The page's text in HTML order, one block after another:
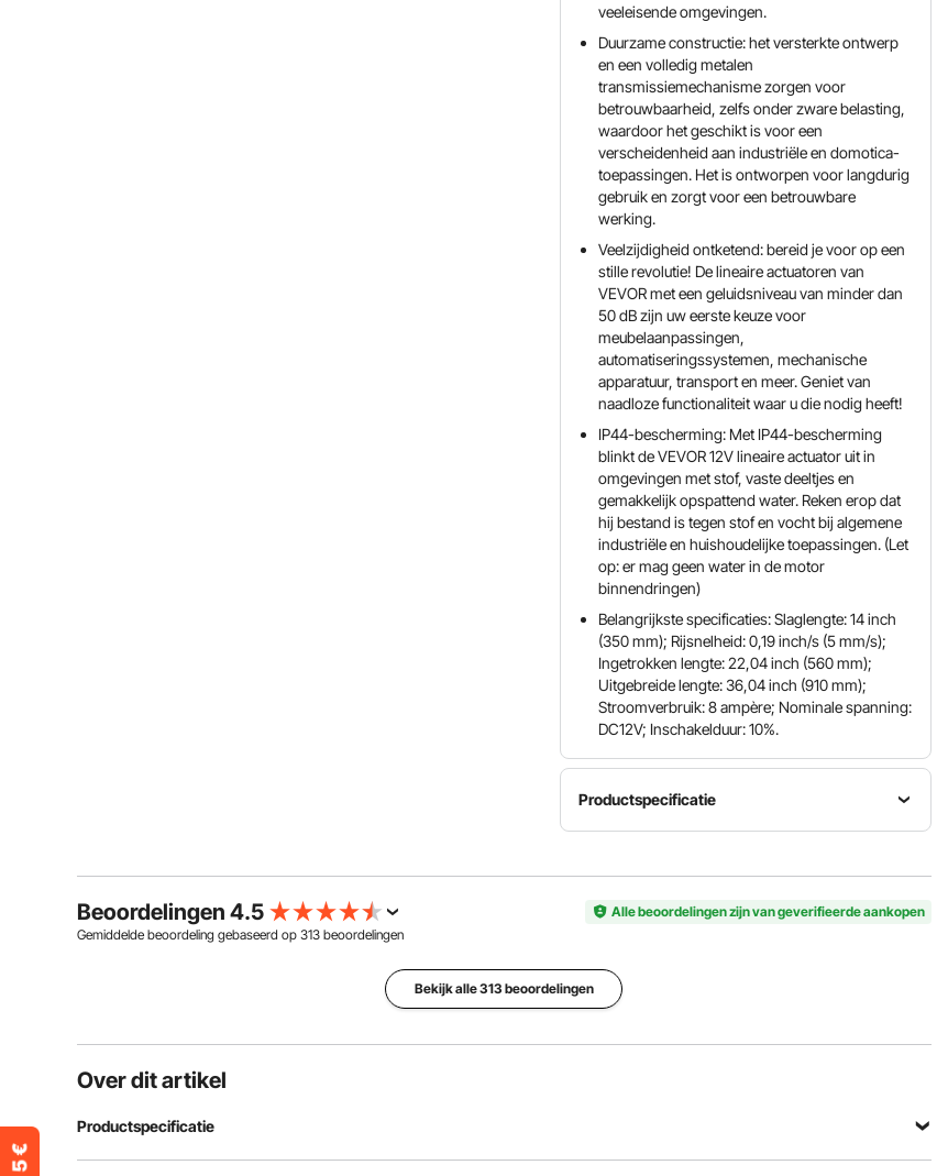
veeleisende omgevingen.
Duurzame constructie: het versterkte ontwerp
en een volledig metalen
transmissiemechanisme zorgen voor
betrouwbaarheid, zelfs onder zware belasting,
waardoor het geschikt is voor een
verscheidenheid aan industriële en domotica-
toepassingen. Het is ontworpen voor langdurig
gebruik en zorgt voor een betrouwbare
werking.
Veelzijdigheid ontketend: bereid je voor op een
stille revolutie! De lineaire actuatoren van
VEVOR met een geluidsniveau van minder dan
50 dB zijn uw eerste keuze voor
meubelaanpassingen,
automatiseringssystemen, mechanische
apparatuur, transport en meer. Geniet van
naadloze functionaliteit waar u die nodig heeft!
IP44-bescherming: Met IP44-bescherming
blinkt de VEVOR 12V lineaire actuator uit in
omgevingen met stof, vaste deeltjes en
gemakkelijk opspattend water. Reken erop dat
hij bestand is tegen stof en vocht bij algemene
industriële en huishoudelijke toepassingen. (Let
op: er mag geen water in de motor
binnendringen)
Belangrijkste specificaties: Slaglengte: 14 inch
(350 mm); Rijsnelheid: 0,19 inch/s (5 mm/s);
Ingetrokken lengte: 22,04 inch (560 mm);
Uitgebreide lengte: 36,04 inch (910 mm);
Stroomverbruik: 8 ampère; Nominale spanning:
DC12V; Inschakelduur: 10%.
Productspecificatie
OK628-
6000N
spanning
DC 12V
belasting/bedieningskracht
6000 N
Rijsnelheid
0,19
inch/s / 5
Beoordelingen 4.5
Alle beoordelingen zijn van geverifieerde aankopen
Gemiddelde beoordeling gebaseerd op 313 beoordelingen
Bekijk alle 313 beoordelingen
Over dit artikel
Productspecificatie